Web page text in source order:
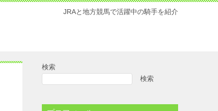
JRAと地方競馬で活躍中の騎手を紹介
検索
検索